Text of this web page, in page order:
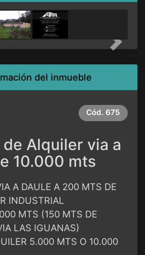
Next
del inmueble
Cód. 675
Alquiler via a
10.000 mts
A DAULE A 200 MTS DE
INDUSTRIAL
MTS (150 MTS DE
LAS IGUANAS)
5.000 MTS O 10.000